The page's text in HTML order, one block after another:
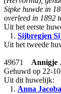
Sipke huwde in
overleed in 1892
Uit het eerste
1. Sijbregjen
Uit het tweede
49671 Annigje
Gehuwd op 22-
Uit dit huwelijk:
1. Anna